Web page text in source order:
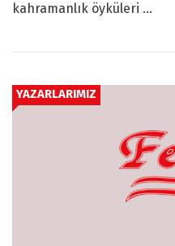
kahramanlık öyküleri ...
YAZARLARIMIZ